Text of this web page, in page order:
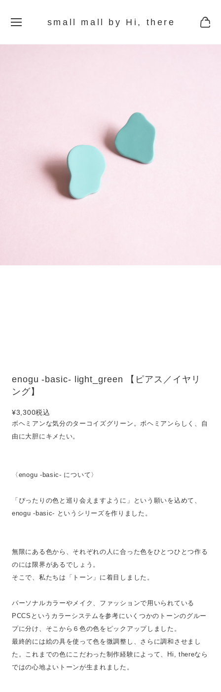
small mall by Hi, there
enogu -basic- light_green 【ピアス／イヤリ
ング】
¥3,300税込
ボヘミアンな気分のターコイズグリーン。ボヘミアンらしく、自
由に大胆にキメたい。
〈enogu -basic- について〉
「ぴったりの色と巡り会えますように」という願いを込めて、
enogu -basic- というシリーズを作りました。
無限にある色から、それぞれの人に合った色をひとつひとつ作る
のには限界があるでしょう。
そこで、私たちは「トーン」に着目しました。
パーソナルカラーやメイク、ファッションで用いられている
PCCSというカラーシステムを参考にいくつかのトーンのグルー
プに分け、そこから６色の色をピックアップしました。
最終的には絵の具を使って色を微調整し、さらに調和させまし
た。これまでの色にこだわった制作経験によって、Hi, thereなら
ではの心地よいトーンが生まれました。